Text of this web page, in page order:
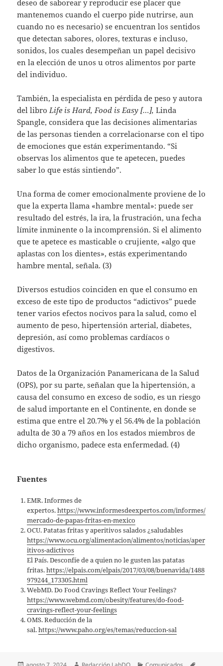
deseo de saborear y reproducir ese placer que
mantenemos cuando el cuerpo pide nutrirse, aun
cuando no es necesario) se encuentran los sentidos
que detectan sabores, olores, texturas e incluso,
sonidos, los cuales desempeñan un papel decisivo
en la elección de unos u otros alimentos por parte
del individuo.
También, la especialista en pérdida de peso y autora
del libroLife is Hard, Food is Easy […], Linda
Spangle, considera que las decisiones alimentarias
de las personas tienden a correlacionarse con el tipo
de emociones que están experimentando. “Si
observas los alimentos que te apetecen, puedes
saber lo que estás sintiendo”.
Una forma de comer emocionalmente proviene de lo
que la experta llama «hambre mental»: puede ser
resultado del estrés, la ira, la frustración, una fecha
límite inminente o la incomprensión. Si el alimento
que te apetece es masticable o crujiente, «algo que
aplastas con los dientes», estás experimentando
hambre mental, señala. (3)
Diversos estudios coinciden en que el consumo en
exceso de este tipo de productos “adictivos” puede
tener varios efectos nocivos para la salud, como el
aumento de peso, hipertensión arterial, diabetes,
depresión, así como problemas cardíacos o
digestivos.
Datos de la Organización Panamericana de la Salud
(OPS), por su parte, señalan que la hipertensión, a
causa del consumo en exceso de sodio, es un riesgo
de salud importante en el Continente, en donde se
estima que entre el 20.7% y el 56.4% de la población
adulta de 30 a 79 años en los estados miembros de
dicho organismo, padece esta enfermedad. (4)
Fuentes
EMR. Informes de
expertos.https://www.informesdeexpertos.com/informes/
mercado-de-papas-fritas-en-mexico
OCU. Patatas fritas y aperitivos salados ¿saludables
https://www.ocu.org/alimentacion/alimentos/noticias/aper
itivos-adictivos
El País. Desconfíe de a quien no le gusten las patatas
fritas.https://elpais.com/elpais/2017/03/08/buenavida/1488
979244_173305.html
WebMD. Do Food Cravings Reflect Your Feelings?
https://www.webmd.com/obesity/features/do-food-
cravings-reflect-your-feelings
OMS. Reducción de la
sal.https://www.paho.org/es/temas/reduccion-sal
Publicado Autor Categorías